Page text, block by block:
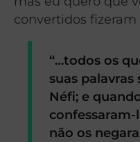
convertidos fizeram
“…todos os
suas
Néfi; e
confessaram-
não os